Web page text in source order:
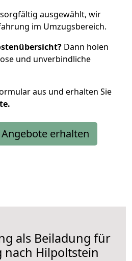
ausgewählt, wir
im Umzugsbereich.
Dann holen
und unverbindliche
aus und erhalten Sie
erhalten
als Beiladung für
nach Hilpoltstein